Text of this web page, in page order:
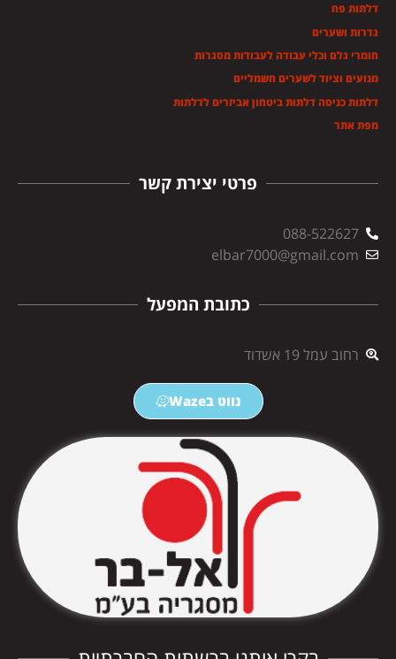
פרטי יצירת קשר
088-522627
elbar7000@gmail.com
כתובת המפעל
רחוב עמל 19 אשדוד
נווט בWaze
דלתות פח
גדרות ושערים
חומרי גלם וכלי עבודה לעבודות מסגרות
מנועים וציוד לשערים חשמליים
דלתות כניסה דלתות ביטחון אביזרים לדלתות
מפת אתר